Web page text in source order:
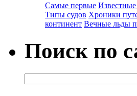
Самые первые
Типы судов Хроники
континент Вечные льды
Поиск по